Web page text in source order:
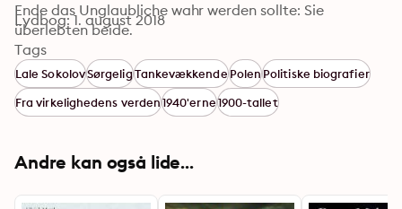
Ende das Unglaubliche wahr werden sollte: Sie
überlebten beide.
Lydbog: 1. august 2018
Tags
Lale SokolovSørgeligTankevækkendePolenPolitiske biografier
Fra virkelighedens verden1940'erne1900-tallet
Andre kan også lide...